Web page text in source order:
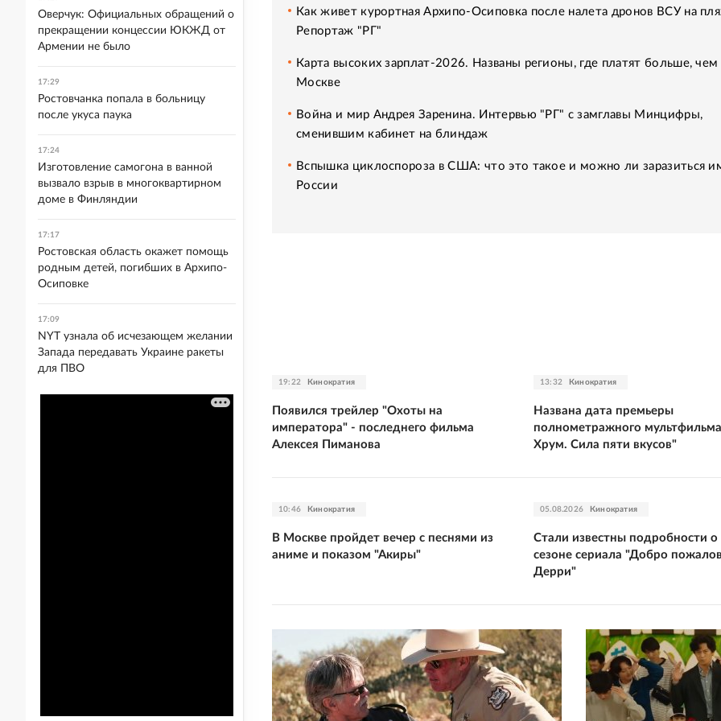
Как живет курортная Архипо-Осиповка после налета дронов ВСУ на
Репортаж "РГ"
Карта высоких зарплат-2026. Названы регионы, где платят больше, чем
Москве
Война и мир Андрея Заренина. Интервью "РГ" с замглавы Минцифры,
сменившим кабинет на блиндаж
Вспышка циклоспороза в США: что это такое и можно ли заразиться
России
19:22 Кинократия
Появился трейлер "Охоты на
императора" - последнего фильма
Алексея Пиманова
13:32 Кинократия
Названа дата премьеры
полнометражного
Хрум. Сила пяти вкусов"
10:46 Кинократия
В Москве пройдет вечер с песнями из
аниме и показом "Акиры"
05.08.2026 Кинократия
Стали известны подробности
сезоне сериала "Добро
Дерри"
Оверчук: Официальных обращений о
прекращении концессии ЮКЖД от
Армении не было
17:29
Ростовчанка попала в больницу
после укуса паука
17:24
Изготовление самогона в ванной
вызвало взрыв в многоквартирном
доме в Финляндии
17:17
Ростовская область окажет помощь
родным детей, погибших в Архипо-
Осиповке
17:09
NYT узнала об исчезающем желании
Запада передавать Украине ракеты
для ПВО